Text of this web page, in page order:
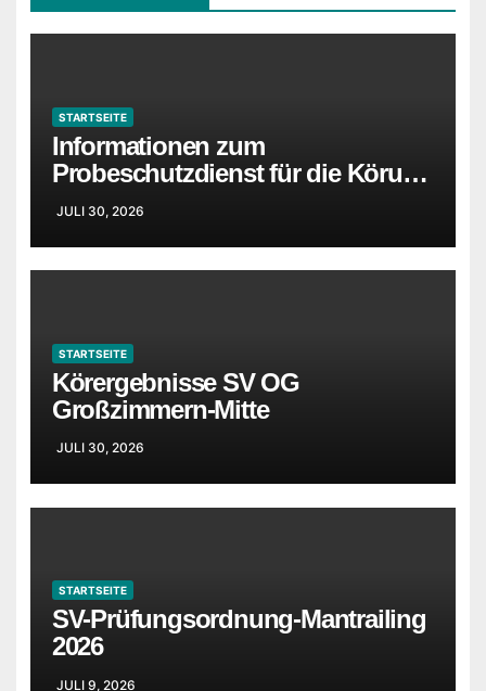
STARTSEITE
Informationen zum
Probeschutzdienst für die Körung
in Idstein wurden ergänzt
JULI 30, 2026
STARTSEITE
Körergebnisse SV OG
Großzimmern-Mitte
JULI 30, 2026
STARTSEITE
SV-Prüfungsordnung-Mantrailing
2026
JULI 9, 2026